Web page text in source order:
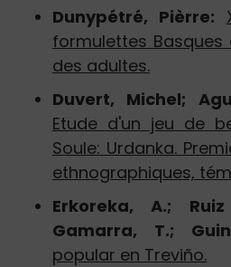
Dunypétré, Pièrre:
formulettes
des adultes.
Duvert, Michel;
Etude d'un jeu de
Soule: Urdanka.
ethnographiques,
Erkoreka, A.;
Gamarra, T.;
popular en Treviño.